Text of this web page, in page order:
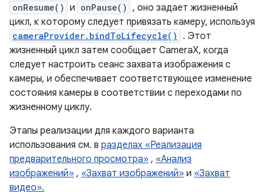
onResume() и onPause() , оно задает жизненный
цикл, к которому следует привязать камеру, используя
cameraProvider.bindToLifecycle()
. Этот
жизненный цикл затем сообщает CameraX, когда
следует настроить сеанс захвата изображения с
камеры, и обеспечивает соответствующее изменение
состояния камеры в соответствии с переходами по
жизненному циклу.
Этапы реализации для каждого варианта
использования см. в разделах «Реализация
предварительного просмотра» , «Анализ
изображений» , «Захват изображений» и «Захват
видео».